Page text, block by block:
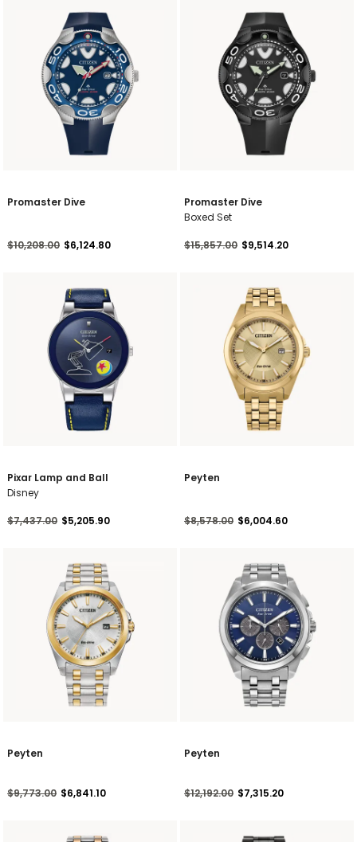
Promaster Dive
Precio reducido de
$10,208.00a$6,124.80
Promaster Dive
Boxed Set
Precio reducido de
$15,857.00a$9,514.20
Pixar Lamp and Ball
Disney
Precio reducido de
$7,437.00a$5,205.90
Peyten
Precio reducido de
$8,578.00a$6,004.60
Peyten
Precio reducido de
$9,773.00a$6,841.10
Peyten
Precio reducido de
$12,192.00a$7,315.20